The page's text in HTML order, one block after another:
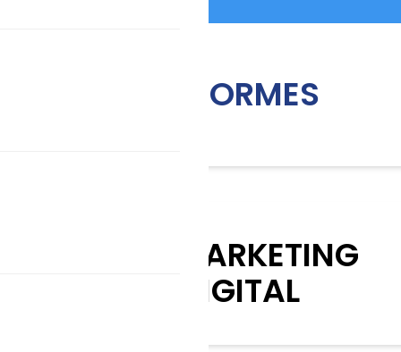
INFORMES
KIT MARKETING
DIGITAL